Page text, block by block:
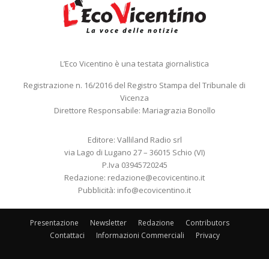
L’Eco Vicentino è una testata giornalistica
Registrazione n. 16/2016 del Registro Stampa del Tribunale di
Vicenza
Direttore Responsabile: Mariagrazia Bonollo
Editore: Valliland Radio srl
via Lago di Lugano 27 – 36015 Schio (VI)
P.Iva 03945720245
Redazione: redazione@ecovicentino.it
Pubblicità: info@ecovicentino.it
Presentazione Newsletter Redazione
Contributors
Contattaci
Informazioni Commerciali Privacy